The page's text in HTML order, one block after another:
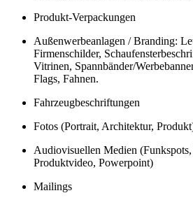
Produkt-Verpackungen
Außenwerbeanlagen / Branding:
Firmenschilder,
Vitrinen, Spannbänder/
Flags, Fahnen.
Fahrzeugbeschriftungen
Fotos (Portrait, Architektur,
Audiovisuellen Medien
Produktvideo, Powerpoint)
Mailings